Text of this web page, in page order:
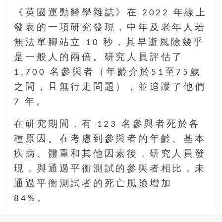
《英國運動醫學雜誌》在 2022 年線上
發表的一項研究發現，中年及老年人若
無法單腳站立 10 秒，其早逝風險幾乎
是一般人的兩倍。研究人員評估了
1,700 名參與者（年齡介於51至75歲
之間，且無行走問題），並追蹤了他們
7 年。
在研究期間，有 123 名參與者死於各
種原因。在考慮到參與者的年齡、基本
疾病、體重和其他因素後，研究人員發
現，與通過平衡測試的參與者相比，未
通過平衡測試者的死亡風險增加
84%。